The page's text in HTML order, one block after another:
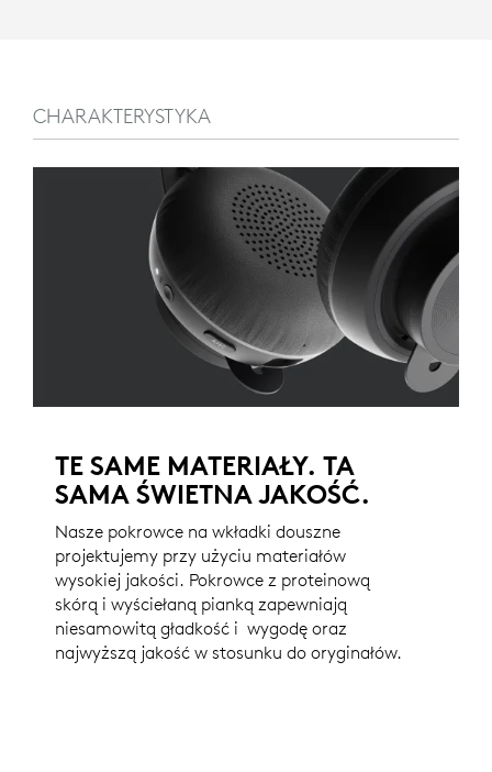
CHARAKTERYSTYKA
TE SAME MATERIAŁY. TA
SAMA ŚWIETNA JAKOŚĆ.
Nasze pokrowce na wkładki douszne
projektujemy przy użyciu materiałów
wysokiej jakości. Pokrowce z proteinową
skórą i wyściełaną pianką zapewniają
niesamowitą gładkość i wygodę oraz
najwyższą jakość w stosunku do oryginałów.